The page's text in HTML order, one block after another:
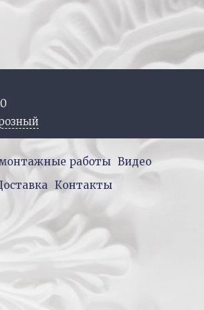
работы Видео
Контакты